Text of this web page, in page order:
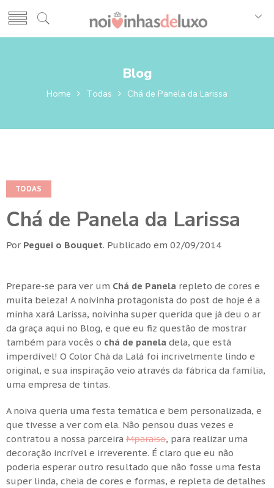
Blog
Home Todas Chá de Panela da Larissa
TODAS
Chá de Panela da Larissa
Por Peguei o Bouquet. Publicado em 02/09/2014
Prepare-se para ver um Chá de Panela repleto de cores e
muita beleza! A noivinha protagonista do post de hoje é a
minha xará Larissa, noivinha super querida que já deu o ar
da graça aqui no Blog, e que eu fiz questão de mostrar
também para vocês o chá de panela dela, que está
imperdível! O Color Chá da Lalá foi incrivelmente lindo e
original, e sua inspiração veio através da fábrica da família,
uma empresa de tintas.
A noiva queria uma festa temática e bem personalizada, e
que tivesse a ver com ela. Não pensou duas vezes e
contratou a nossa parceira Mparaiso, para realizar uma
decoração incrível e irreverente. É claro que eu não
poderia esperar outro resultado que não fosse uma festa
super linda, cheia de cores e formas, e repleta de detalhes